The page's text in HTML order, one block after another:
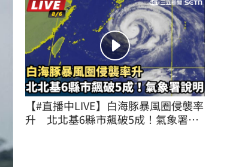
【#直播中LIVE】白海豚暴風圈侵襲率
升　北北基6縣市飆破5成！氣象署說